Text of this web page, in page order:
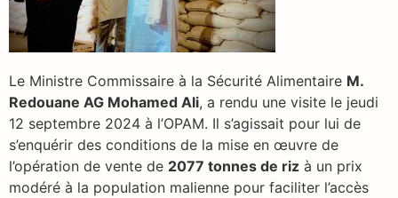
Le Ministre Commissaire à la Sécurité Alimentaire M.
Redouane AG Mohamed Ali, a rendu une visite le jeudi
12 septembre 2024 à l’OPAM. Il s’agissait pour lui de
s’enquérir des conditions de la mise en œuvre de
l’opération de vente de 2077 tonnes de riz à un prix
modéré à la population malienne pour faciliter l’accès